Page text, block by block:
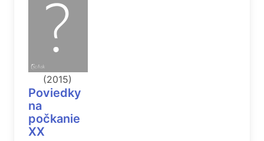
(2015)
Poviedky
na
počkanie
XX